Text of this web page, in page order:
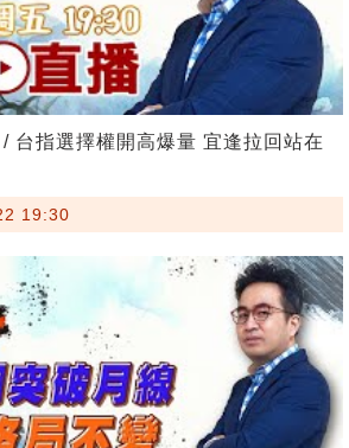
台指選擇權開高爆量 宜逢拉回站在
19:30